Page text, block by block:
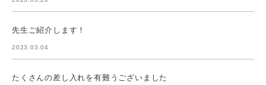
先生ご紹介します！
2023.03.04
たくさんの差し入れを有難うございました